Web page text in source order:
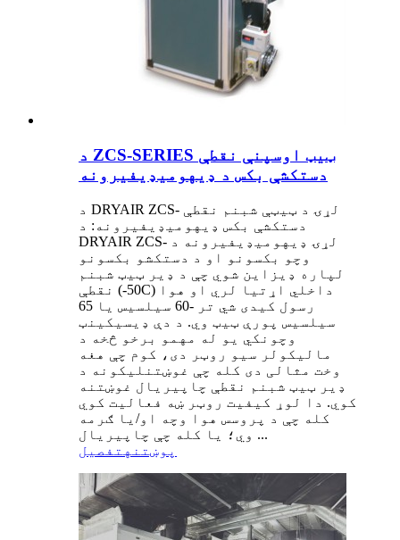
د ZCS-SERIES ټیټ اوسپنې نقطې
دستکشې بکس د ډیهومیډیفیرونه
د DRYAIR ZCS- لړۍ د ټیټې شبنم نقطې
دستکشې بکس ډیهومیډیفیرونه: د
DRYAIR ZCS- لړۍ ډیهومیډیفیرونه د
وچو بکسونو او د دستکشو بکسونو
لپاره ډیزاین شوي چې د ډیر ټیټ شبنم
نقطې (-50C) داخلي اړتیا لري او هوا
رسول کیدی شي تر -60 سیلسیس یا 65
سیلسیس پورې ټیټ وي. د دې ډیسیکینټ
وچونکي یو له مهمو برخو څخه د
مالیکولر سیو روټر دی، کوم چې هغه
وخت مثالی دی کله چې غوښتنلیکونه د
ډیر ټیټ شبنم نقطې چاپیریال غوښتنه
کوي. دا لوړ کیفیت روټر ښه فعالیت کوي
کله چې د پروسس هوا وچه او/یا ګرمه
وي؛ یا کله چې چاپیریال ...
پوښتنه تفصیل